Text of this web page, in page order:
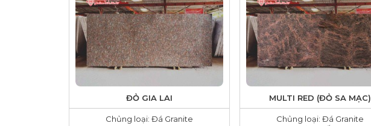
ĐỎ GIA LAI
Chủng loại: Đá Granite
MULTI RED (ĐỎ SA MẠC)
Chủng loại: Đá Granite